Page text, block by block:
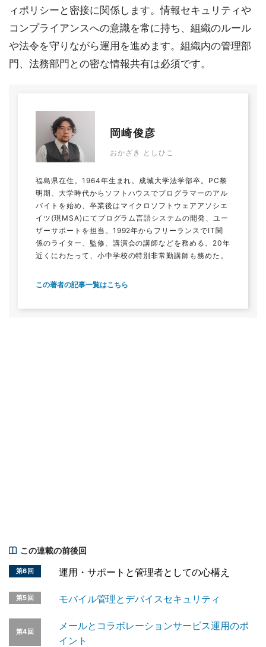
ィポリシーと密接に関係します。情報セキュリティや
コンプライアンスへの意識を常に持ち、組織のルール
や法令を守りながら運用を進めます。組織内の管理部
門、法務部門との密な情報共有は必須です。
岡崎俊彦
おかざき としひこ
福島県在住。1964年生まれ。成城大学法学部卒。PC黎
明期、大学時代からソフトハウスでプログラマーのアル
バイトを始め、卒業後はマイクロソフトウェアアソシエ
イツ(現MSA)にてプログラム言語システムの開発、ユー
ザーサポートを担当。1992年からフリーランスでIT関
係のライター、監修、講演会の講師などを務める。20年
近くにわたって、小中学校の特別非常勤講師も務めた。
この著者の記事一覧はこちら
この連載の前後回
第6回 運用・サポートと管理者としての心構え
第5回 モバイル管理とデバイスセキュリティ
第4回
メールとコラボレーションサービス運用のポ
イント